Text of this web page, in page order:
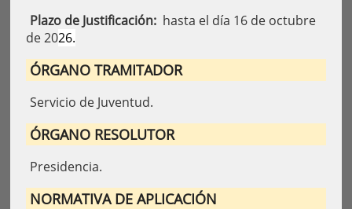
Plazo de Justificación: hasta el día 16 de octubre
de 2026.
ÓRGANO TRAMITADOR
Servicio de Juventud.
ÓRGANO RESOLUTOR
Presidencia.
NORMATIVA DE APLICACIÓN